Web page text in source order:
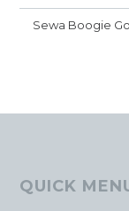
Sewa Boogie
QUICK